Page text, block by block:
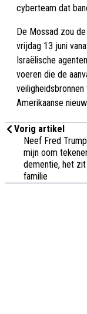
cyberteam dat
De Mossad zou
vrijdag 13 juni
Israëlische
voeren die de
Amerikaanse
Vorig artikel
Neef Fred
mijn oom
dementie, het zit
familie